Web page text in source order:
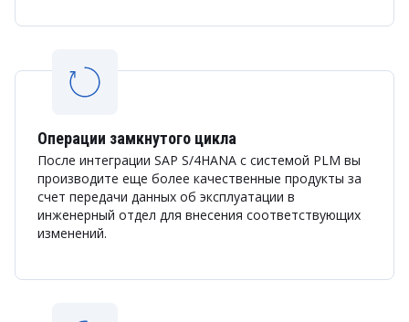
Операции замкнутого цикла
После интеграции SAP S/4HANA с системой PLM вы
производите еще более качественные продукты за
счет передачи данных об эксплуатации в
инженерный отдел для внесения соответствующих
изменений.